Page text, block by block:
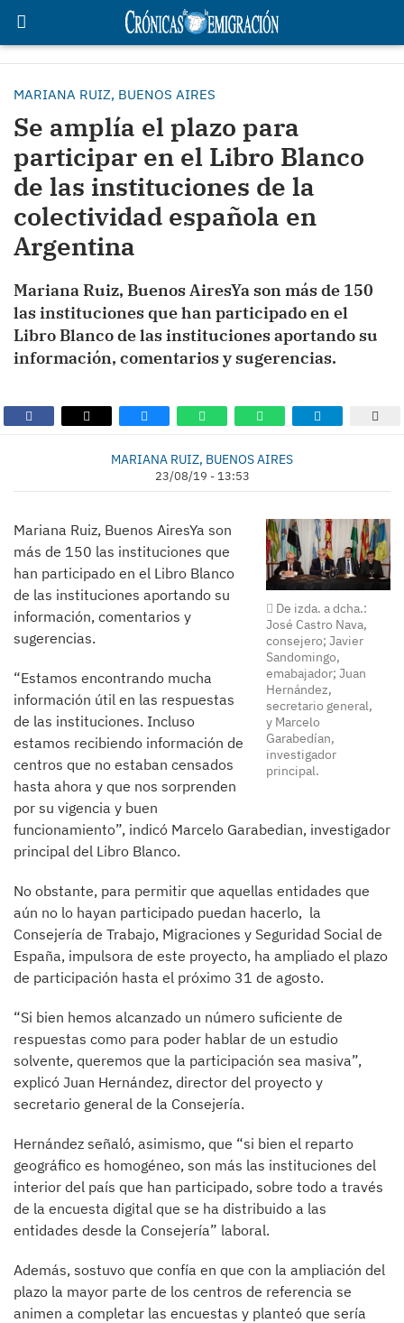
MARIANA RUIZ, BUENOS AIRES
Se amplía el plazo para
participar en el Libro Blanco
de las instituciones de la
colectividad española en
Argentina
Mariana Ruiz, Buenos AiresYa son más de 150
las instituciones que han participado en el
Libro Blanco de las instituciones aportando su
información, comentarios y sugerencias.
MARIANA RUIZ, BUENOS AIRES
23/08/19 - 13:53
De izda. a dcha.:
José Castro Nava,
consejero; Javier
Sandomingo,
emabajador; Juan
Hernández,
secretario general,
y Marcelo
Garabedían,
investigador
principal.
Mariana Ruiz, Buenos AiresYa son
más de 150 las instituciones que
han participado en el Libro Blanco
de las instituciones aportando su
información, comentarios y
sugerencias.
“Estamos encontrando mucha
información útil en las respuestas
de las instituciones. Incluso
estamos recibiendo información de
centros que no estaban censados
hasta ahora y que nos sorprenden
por su vigencia y buen
funcionamiento”, indicó Marcelo Garabedian, investigador
principal del Libro Blanco.
No obstante, para permitir que aquellas entidades que
aún no lo hayan participado puedan hacerlo, la
Consejería de Trabajo, Migraciones y Seguridad Social de
España, impulsora de este proyecto, ha ampliado el plazo
de participación hasta el próximo 31 de agosto.
“Si bien hemos alcanzado un número suficiente de
respuestas como para poder hablar de un estudio
solvente, queremos que la participación sea masiva”,
explicó Juan Hernández, director del proyecto y
secretario general de la Consejería.
Hernández señaló, asimismo, que “si bien el reparto
geográfico es homogéneo, son más las instituciones del
interior del país que han participado, sobre todo a través
de la encuesta digital que se ha distribuido a las
entidades desde la Consejería” laboral.
Además, sostuvo que confía en que con la ampliación del
plazo la mayor parte de los centros de referencia se
animen a completar las encuestas y planteó que sería